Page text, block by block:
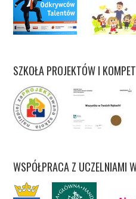
SZKOŁA PROJEKTÓW I
WSPÓŁPRACA Z UCZELNIAMI